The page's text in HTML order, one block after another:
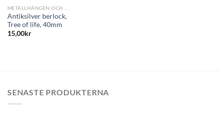
Antiksilver berlock,
Tree of life, 40mm
15,00kr
SENASTE PRODUKTERNA